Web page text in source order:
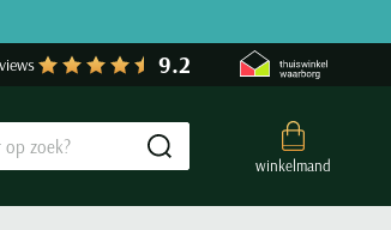
9.2
winkelmand
Submit search